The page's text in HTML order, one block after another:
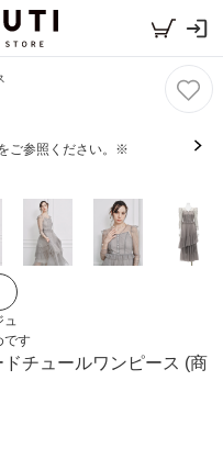
ご参照ください。※
ュ
です
チュールワンピース (商